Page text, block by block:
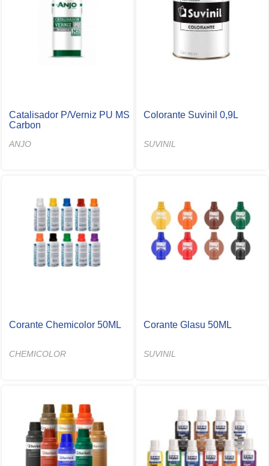
Catalisador P/Verniz PU MS
Carbon
ANJO
Colorante Suvinil 0,9L
SUVINIL
Corante Chemicolor 50ML
CHEMICOLOR
Corante Glasu 50ML
SUVINIL